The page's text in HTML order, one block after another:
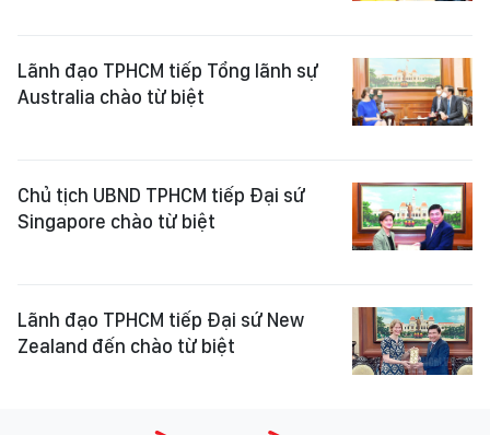
Lãnh đạo TPHCM tiếp Tổng lãnh sự
Australia chào từ biệt
Chủ tịch UBND TPHCM tiếp Đại sứ
Singapore chào từ biệt
Lãnh đạo TPHCM tiếp Đại sứ New
Zealand đến chào từ biệt